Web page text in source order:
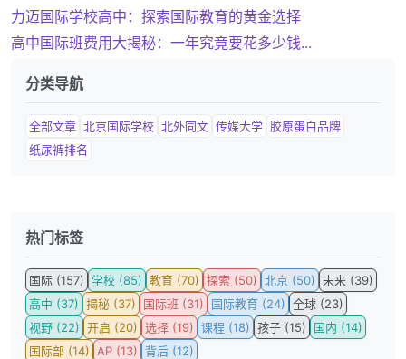
力迈国际学校高中：探索国际教育的黄金选择
高中国际班费用大揭秘：一年究竟要花多少钱...
分类导航
全部文章 北京国际学校 北外同文 传媒大学 胶原蛋白品牌
纸尿裤排名
热门标签
国际 (157) 学校 (85) 教育 (70) 探索 (50) 北京 (50) 未来 (39)
高中 (37) 揭秘 (37) 国际班 (31) 国际教育 (24) 全球 (23)
视野 (22) 开启 (20) 选择 (19) 课程 (18) 孩子 (15)
国内 (14)
国际部 (14)
AP (13) 背后 (12)